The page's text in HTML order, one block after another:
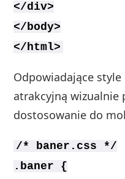
</div>
</body>
</html>
Odpowiadające style
atrakcyjną wizualnie
dostosowanie do
/* baner.css */
.baner {